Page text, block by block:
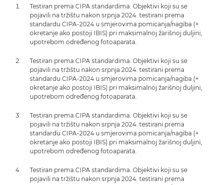
Testiran prema CIPA standardima. Objektivi koji su se
pojavili na tržištu nakon srpnja 2024. testirani prema
standardu CIPA-2024 u smjerovima pomicanja/nagiba (+
okretanje ako postoji IBIS) pri maksimalnoj žarišnoj duljini,
upotrebom određenog fotoaparata.
Testiran prema CIPA standardima. Objektivi koji su se
pojavili na tržištu nakon srpnja 2024. testirani prema
standardu CIPA-2024 u smjerovima pomicanja/nagiba (+
okretanje ako postoji IBIS) pri maksimalnoj žarišnoj duljini,
upotrebom određenog fotoaparata.
Testiran prema CIPA standardima. Objektivi koji su se
pojavili na tržištu nakon srpnja 2024. testirani prema
standardu CIPA-2024 u smjerovima pomicanja/nagiba (+
okretanje ako postoji IBIS) pri maksimalnoj žarišnoj duljini,
upotrebom određenog fotoaparata.
Testiran prema CIPA standardima. Objektivi koji su se
pojavili na tržištu nakon srpnja 2024. testirani prema